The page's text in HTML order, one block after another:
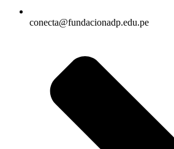
conecta@fundacionadp.edu.pe